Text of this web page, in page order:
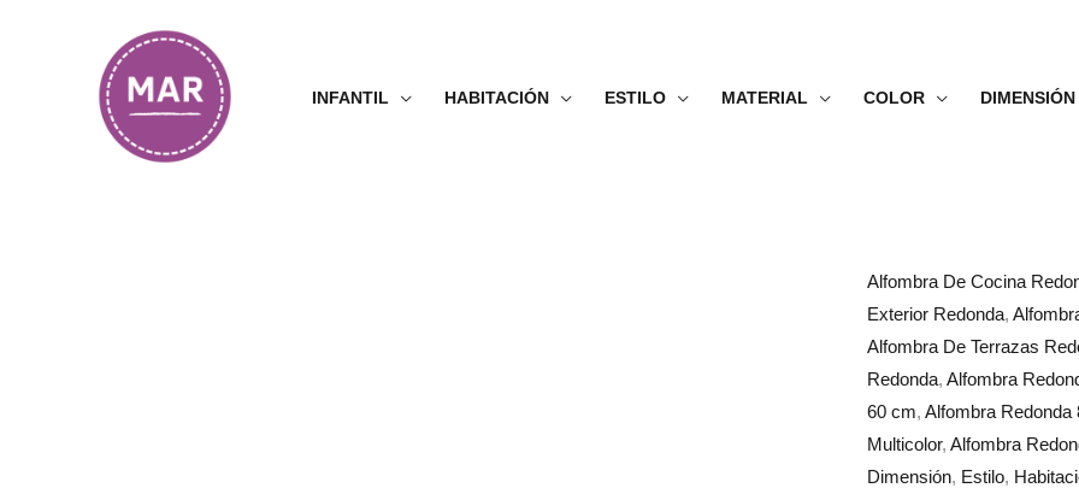
INFANTIL HABITACIÓN ESTILO MATERIAL COLOR DIMENSIÓN
Alfombra De Cocina
Exterior Redonda,
Alfombra De Terrazas
Redonda, Alfombra
60 cm, Alfombra Redonda
Multicolor, Alfombra
Dimensión, Estilo,
Rango
de
precios:
desde
38.99€
hasta
83.99€
Alfombra
Redonda
Jardín
de
Flores
cantidad